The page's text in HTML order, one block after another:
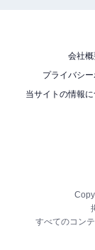
会社概
プライバシ
当サイトの情報
すべてのコン